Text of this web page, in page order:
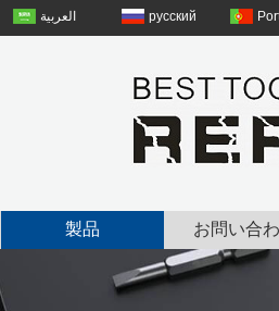
العربية русский
製品 お問い合